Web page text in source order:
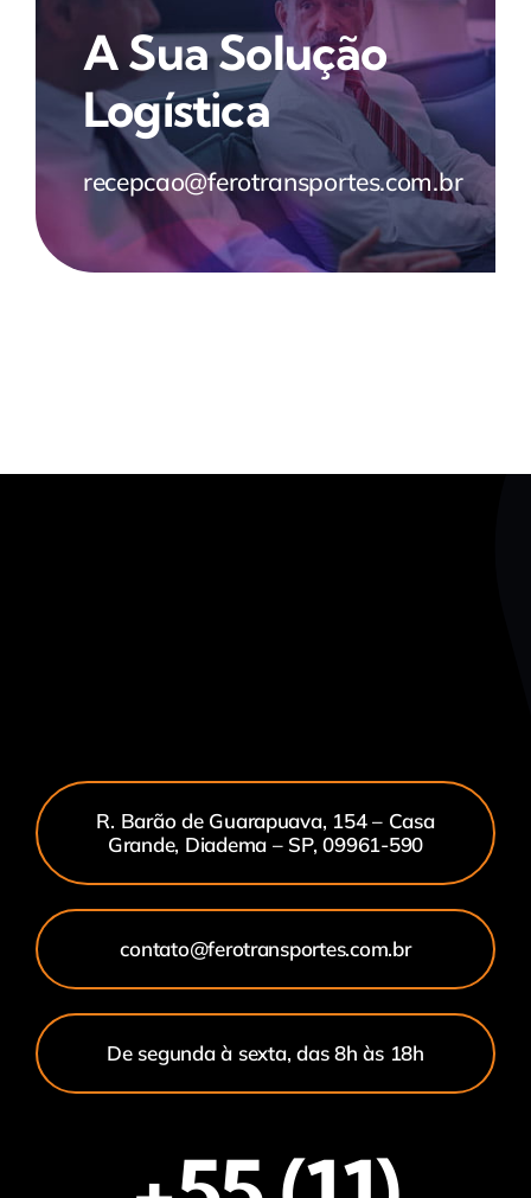
A Sua Solução
Logística
recepcao@ferotransportes.com.br
R. Barão de Guarapuava, 154 – Casa
Grande, Diadema – SP, 09961-590
contato@ferotransportes.com.br
De segunda à sexta, das 8h às 18h